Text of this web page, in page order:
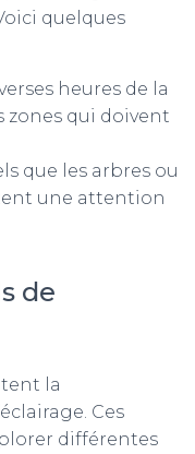
quelques
heures de la
zones qui doivent
que les arbres ou
une attention
de
la
Ces
différentes